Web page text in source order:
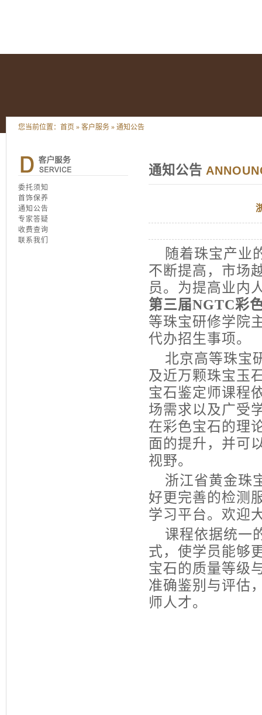
您当前位置： 首页 » 客户服务 » 通知公告
委托须知
首饰保养
通知公告
专家答疑
收费查询
联系我们
通知公告
随着珠宝产业
不断提高，市场
员。为提高业内
第三届NGTC彩
等珠宝研修学院
代办招生事项。
北京高等珠宝
及近万颗珠宝玉
宝石鉴定师课程
场需求以及广受
在彩色宝石的理
面的提升，并可
视野。
浙江省黄金珠
好更完善的检测
学习平台。欢迎
课程依据统一
式，使学员能够
宝石的质量等级
准确鉴别与评估
师人才。